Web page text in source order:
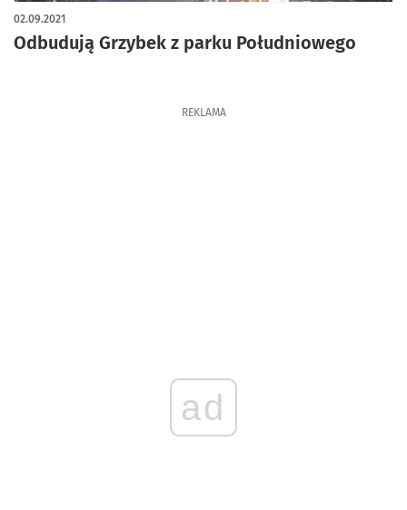
Odbudują Grzybek z parku Południowego
02.09.2021
REKLAMA
ad